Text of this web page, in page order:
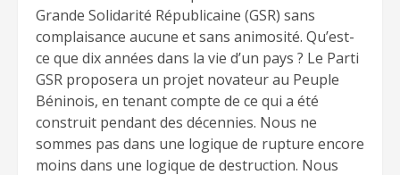
Grande Solidarité Républicaine (GSR) sans
complaisance aucune et sans animosité. Qu’est-
ce que dix années dans la vie d’un pays ? Le Parti
GSR proposera un projet novateur au Peuple
Béninois, en tenant compte de ce qui a été
construit pendant des décennies. Nous ne
sommes pas dans une logique de rupture encore
moins dans une logique de destruction. Nous